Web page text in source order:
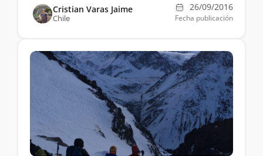
Cristian Varas Jaime
Chile
26/09/2016
Fecha publicación